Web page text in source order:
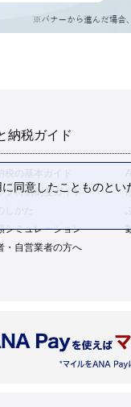
納税ガイド
税の基本ガイド
プ特例制度ガイド
シミュレーション
・自営業者の方へ
同意したことものとい